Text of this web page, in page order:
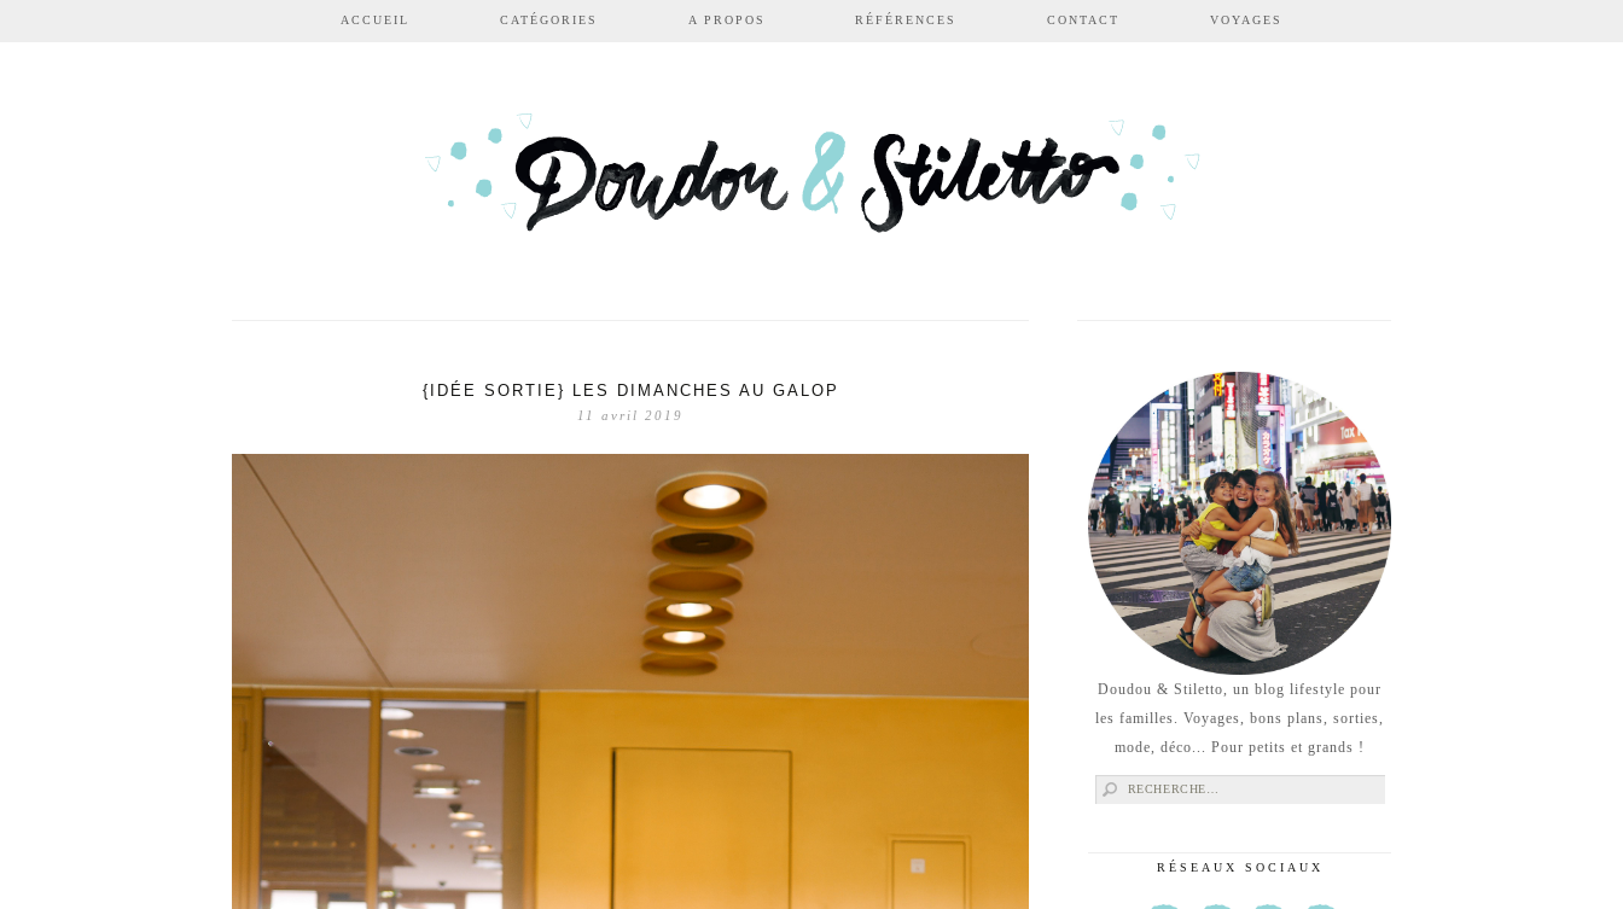
Aller au contenu principal
ACCUEIL CATÉGORIES A PROPOS RÉFÉRENCES CONTACT VOYAGES
{IDÉE SORTIE} LES DIMANCHES AU GALOP
11 avril 2019
Doudou & Stiletto, un blog lifestyle pour
les familles. Voyages, bons plans, sorties,
mode, déco... Pour petits et grands !
Rechercher :
RÉSEAUX SOCIAUX